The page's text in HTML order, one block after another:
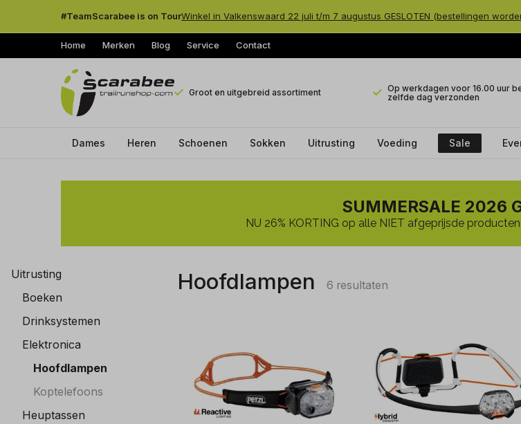
#TeamScarabee is on TourWinkel in Valkenswaard 22 juli t/m 7 augustus GESLOTEN (bestellingen
Home Merken Blog Service Contact
Groot en uitgebreid assortiment
Op werkdagen voor 16.00 uur
zelfde dag verzonden
Dames Heren Schoenen Sokken Uitrusting Voeding Sale
Hoofdlampen
Trailrunshop
SUMMERSALE 2026
NU 26% KORTING op alle NIET afgeprijsde
Uitrusting
Boeken
Drinksystemen
Elektronica
Hoofdlampen
Koptelefoons
Heuptassen
Hoofdlampen 6 resultaten